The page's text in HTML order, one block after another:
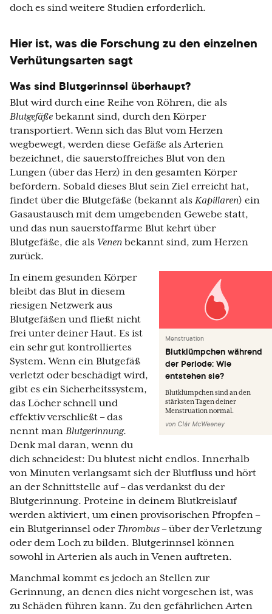
doch es sind weitere Studien erforderlich.
Hier ist, was die Forschung zu den einzelnen
Verhütungsarten sagt
Was sind Blutgerinnsel überhaupt?
Blut wird durch eine Reihe von Röhren, die als
Blutgefäße bekannt sind, durch den Körper
transportiert. Wenn sich das Blut vom Herzen
wegbewegt, werden diese Gefäße als Arterien
bezeichnet, die sauerstoffreiches Blut von den
Lungen (über das Herz) in den gesamten Körper
befördern. Sobald dieses Blut sein Ziel erreicht hat,
findet über die Blutgefäße (bekannt als Kapillaren) ein
Gasaustausch mit dem umgebenden Gewebe statt,
und das nun sauerstoffarme Blut kehrt über
Blutgefäße, die als Venen bekannt sind, zum Herzen
zurück.
Menstruation
Blutklümpchen während
der Periode: Wie
entstehen sie?
Blutklümpchen sind an den
stärksten Tagen deiner
Menstruation normal.
von Clár McWeeney
In einem gesunden Körper
bleibt das Blut in diesem
riesigen Netzwerk aus
Blutgefäßen und fließt nicht
frei unter deiner Haut. Es ist
ein sehr gut kontrolliertes
System. Wenn ein Blutgefäß
verletzt oder beschädigt wird,
gibt es ein Sicherheitssystem,
das Löcher schnell und
effektiv verschließt – das
nennt man Blutgerinnung.
Denk mal daran, wenn du
dich schneidest: Du blutest nicht endlos. Innerhalb
von Minuten verlangsamt sich der Blutfluss und hört
an der Schnittstelle auf – das verdankst du der
Blutgerinnung. Proteine in deinem Blutkreislauf
werden aktiviert, um einen provisorischen Pfropfen –
ein Blutgerinnsel oder Thrombus – über der Verletzung
oder dem Loch zu bilden. Blutgerinnsel können
sowohl in Arterien als auch in Venen auftreten.
Manchmal kommt es jedoch an Stellen zur
Gerinnung, an denen dies nicht vorgesehen ist, was
zu Schäden führen kann. Zu den gefährlichen Arten